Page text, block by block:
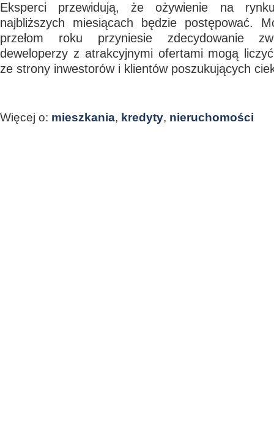
Eksperci przewidują, że ożywienie na
najbliższych miesiącach będzie postępować.
przełom roku przyniesie zdecydowanie
deweloperzy z atrakcyjnymi ofertami mogą
ze strony inwestorów i klientów poszukujących
Więcej o: mieszkania, kredyty, nieruchomości